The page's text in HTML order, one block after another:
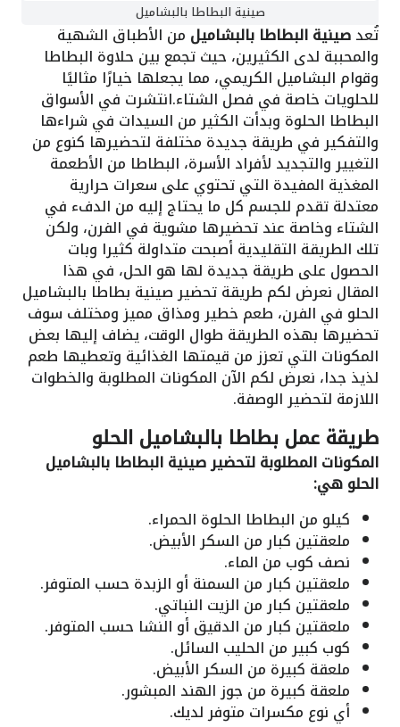
صينية البطاطا بالبشاميل
تُعدصينية البطاطا بالبشاميل من الأطباق الشهية
والمحببة لدى الكثيرين، حيث تجمع بين حلاوة البطاطا
وقوام البشاميل الكريمي، مما يجعلها خيارًا مثاليًا
للحلويات خاصة في فصل الشتاء.انتشرت في الأسواق
البطاطا الحلوة وبدأت الكثير من السيدات في شراءها
والتفكير في طريقة جديدة مختلفة لتحضيرها كنوع من
التغيير والتجديد لأفراد الأسرة، البطاطا من الأطعمة
المغذية المفيدة التي تحتوي على سعرات حرارية
معتدلة تقدم للجسم كل ما يحتاج إليه من الدفء في
الشتاء وخاصة عند تحضيرها مشوية في الفرن، ولكن
تلك الطريقة التقليدية أصبحت متداولة كثيرا وبات
الحصول على طريقة جديدة لها هو الحل، في هذا
المقال نعرض لكم طريقة تحضير صينية بطاطا بالبشاميل
الحلو في الفرن، طعم خطير ومذاق مميز ومختلف سوف
تحضيرها بهذه الطريقة طوال الوقت، يضاف إليها بعض
المكونات التي تعزز من قيمتها الغذائية وتعطيها طعم
لذيذ جدا، نعرض لكم الآن المكونات المطلوبة والخطوات
اللازمة لتحضير الوصفة.
طريقة عمل بطاطا بالبشاميل الحلو
المكونات المطلوبة لتحضير صينية البطاطا بالبشاميل
الحلو هي:
كيلو من البطاطا الحلوة الحمراء.
ملعقتين كبار من السكر الأبيض.
نصف كوب من الماء.
ملعقتين كبار من السمنة أو الزبدة حسب المتوفر.
ملعقتين كبار من الزيت النباتي.
ملعقتين كبار من الدقيق أو النشا حسب المتوفر.
كوب كبير من الحليب السائل.
ملعقة كبيرة من السكر الأبيض.
ملعقة كبيرة من جوز الهند المبشور.
أي نوع مكسرات متوفر لديك.